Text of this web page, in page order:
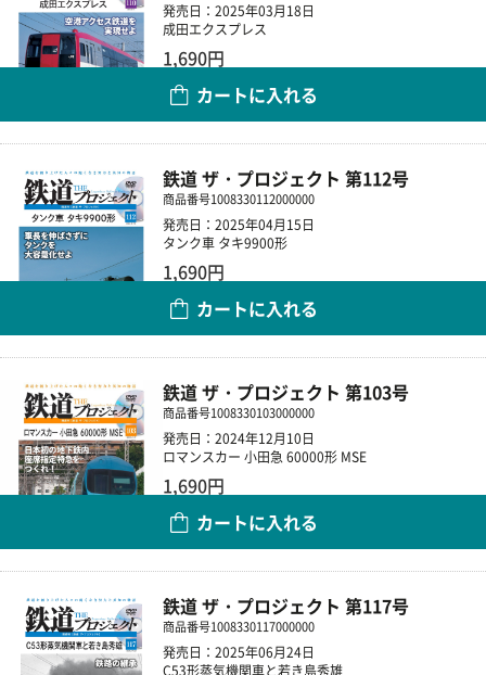
発売日：2025年03月18日
成田エクスプレス
1,690円
カートに入れる
鉄道 ザ・プロジェクト 第112号
商品番号1008330112000000
発売日：2025年04月15日
タンク車 タキ9900形
1,690円
カートに入れる
鉄道 ザ・プロジェクト 第103号
商品番号1008330103000000
発売日：2024年12月10日
ロマンスカー 小田急 60000形 MSE
1,690円
カートに入れる
鉄道 ザ・プロジェクト 第117号
商品番号1008330117000000
発売日：2025年06月24日
C53形蒸気機関車と若き島秀雄